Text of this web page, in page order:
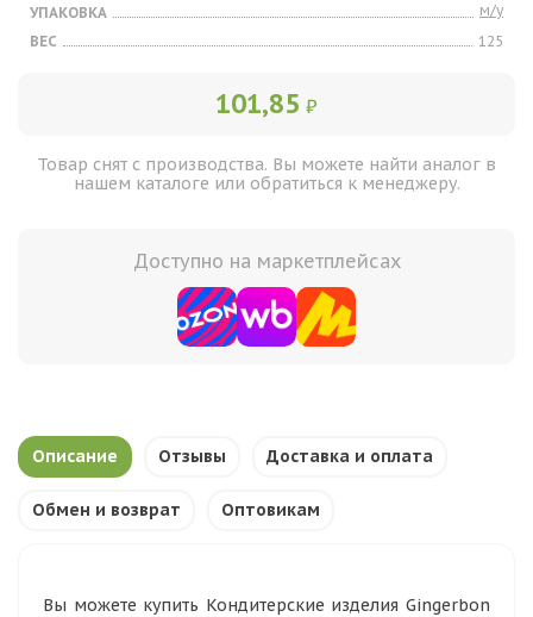
УПАКОВКА
м/у
ВЕС
125
101,85 ₽
Товар снят с производства. Вы можете найти аналог в
нашем каталоге или обратиться к менеджеру.
Доступно на маркетплейсах
Описание Отзывы Доставка и оплата
Обмен и возврат Оптовикам
Вы можете купить Кондитерские изделия Gingerbon